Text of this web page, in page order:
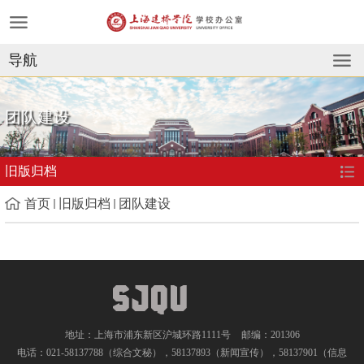
导航
团队建设
旧版归档
首页 旧版归档 团队建设
地址：上海市浦东新区沪城环路1111号
邮编：201306
电话：021-58137788（综合文秘），58137893（新闻宣传），58137901（信息